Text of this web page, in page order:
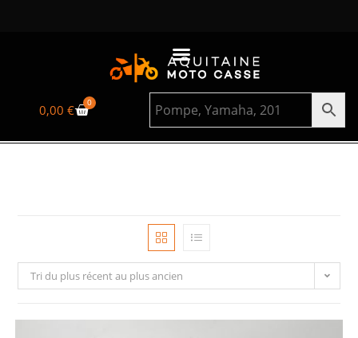
0,00€ 0
Tri du plus récent au plus ancien